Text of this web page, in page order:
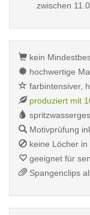
zwischen
kein
hochwertige
farbintensiver,
produziert mit
Motivprüfung
keine Löcher
geeignet für
Spangenclips